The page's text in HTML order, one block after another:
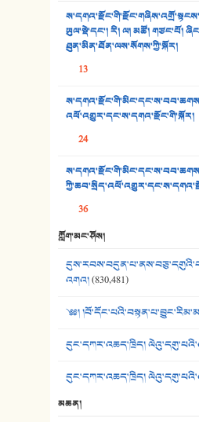
33. འཛོམས་པའི་ལམ།
34.
36.
38. ཡབ་ཡུམ། - ཟླ་སྒྲོན།
ཡུལ་སྡེ་དང་། རི། ལ། མཚོ། གཙང་པོ།
ཐུན་མིན་ཐོན་ལས་སོགས་ཀྱི་སྐོར།
13
འཕོ་འགྱུར་དང་ས་དགའ་རྫོང་གི་སྐོར།
24
36
ཀློག་མང་ཤོས།
འགའ།(830,481)
༄༅།
དུང་དཀར་འཆད་ཁྲིད།
དུང་དཀར་འཆད་ཁྲིད།
མཆན།